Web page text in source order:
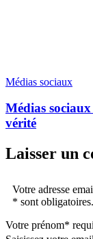
Médias sociaux
Médias
vérité
Laisser un
Votre adresse
* sont obligatoires.
Votre prénom*